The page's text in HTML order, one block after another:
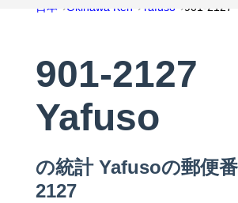
日本 Okinawa Ken Yafuso 901-2127
901-2127
Yafuso
の統計 Yafusoの郵便
2127